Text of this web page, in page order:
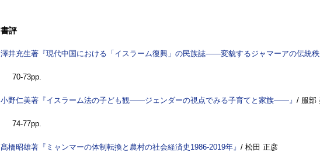
書評
澤井充生著『現代中国における「イスラーム復興」の民族誌――変貌するジャマーアの伝統
70-73pp.
小野仁美著『イスラーム法の子ども観――ジェンダーの視点でみる子育てと家族――』 / 服部
74-77pp.
髙橋昭雄著『ミャンマーの体制転換と農村の社会経済史1986-2019年』 / 松田 正彦